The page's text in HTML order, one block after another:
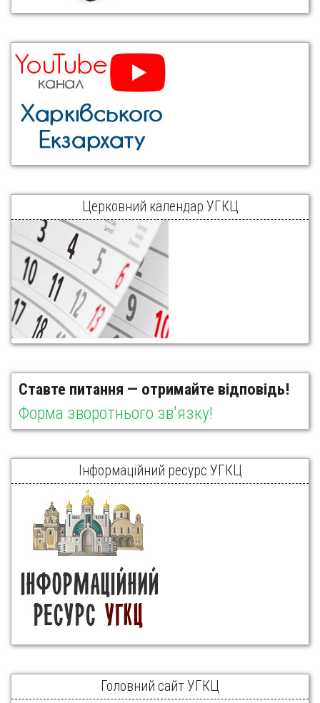
Церковний календар УГКЦ
Ставте питання — отримайте відповідь!
Форма зворотнього зв'язку!
Інформаційний ресурс УГКЦ
Головний сайт УГКЦ